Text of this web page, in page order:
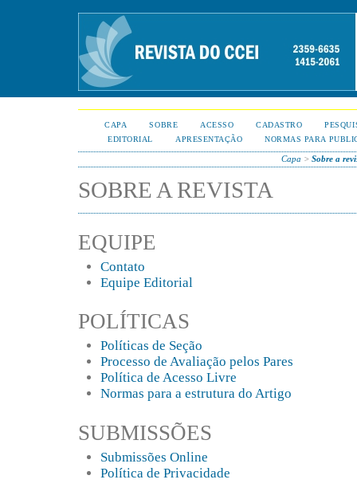
CAPA SOBRE ACESSO CADASTRO
EDITORIAL
APRESENTAÇÃO NORMAS PARA
Capa >Sobre a
SOBRE A REVISTA
EQUIPE
Contato
Equipe Editorial
POLÍTICAS
Políticas de Seção
Processo de Avaliação pelos Pares
Política de Acesso Livre
Normas para a estrutura do Artigo
SUBMISSÕES
Submissões Online
Política de Privacidade